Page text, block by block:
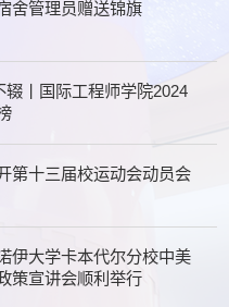
舍管理员赠送锦旗
辍丨国际工程师学院2024
第十三届校运动会动员会
伊大学卡本代尔分校中美
策宣讲会顺利举行